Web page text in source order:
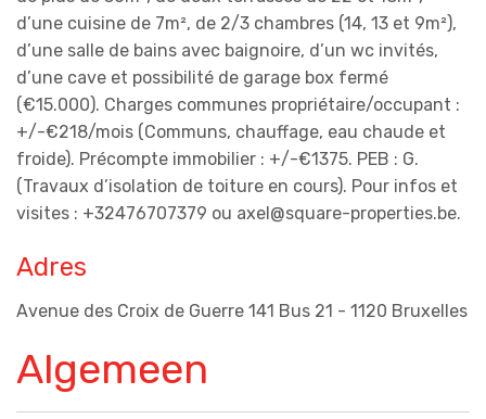
d’une cuisine de 7m², de 2/3 chambres (14, 13 et 9m²),
d’une salle de bains avec baignoire, d’un wc invités,
d’une cave et possibilité de garage box fermé
(€15.000). Charges communes propriétaire/occupant :
+/-€218/mois (Communs, chauffage, eau chaude et
froide). Précompte immobilier : +/-€1375. PEB : G.
(Travaux d’isolation de toiture en cours). Pour infos et
visites : +32476707379 ou axel@square-properties.be.
Adres
Avenue des Croix de Guerre 141 Bus 21 - 1120 Bruxelles
Algemeen